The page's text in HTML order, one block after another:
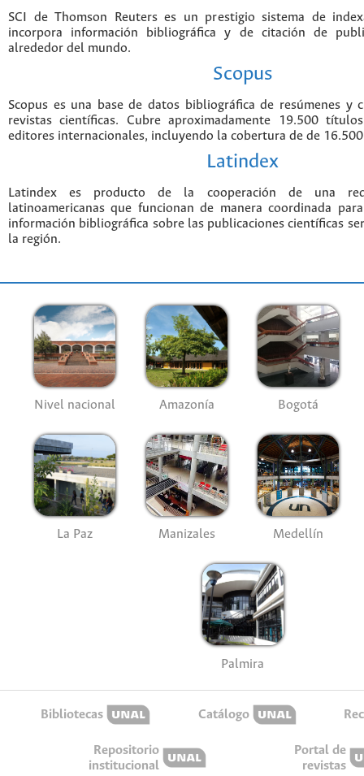
SCI de Thomson Reuters es un prestigio sistema de
incorpora información bibliográfica y de citación de
alrededor del mundo.
Scopus
Scopus es una base de datos bibliográfica de resúmenes y
revistas científicas. Cubre aproximadamente 19.500
editores internacionales, incluyendo la cobertura de de
Latindex
Latindex es producto de la cooperación de una
latinoamericanas que funcionan de manera coordinada
información bibliográfica sobre las publicaciones científicas
la región.
Nivel nacional Amazonía Bogotá
La Paz Manizales Medellín
Palmira
Bibliotecas Catálogo
Repositorio
institucional
Portal de
revistas